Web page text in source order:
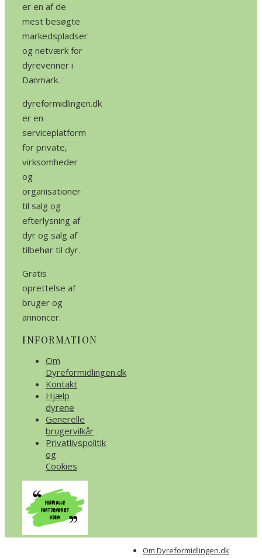
er en af de
mest besøgte
markedspladser
og netværk for
dyrevenner i
Danmark.
dyreformidlingen.dk
er en
serviceplatform
for private,
virksomheder
og
organisationer
til salg og
efterlysning af
dyr og salg af
tilbehør til dyr.
Gratis
oprettelse af
bruger og
annoncer.
INFORMATION
Om
Dyreformidlingen.dk
Kontakt
Hjælp
dyrene
Generelle
brugervilkår
Privatlivspolitik
og
Cookies
Om Dyreformidlingen.dk